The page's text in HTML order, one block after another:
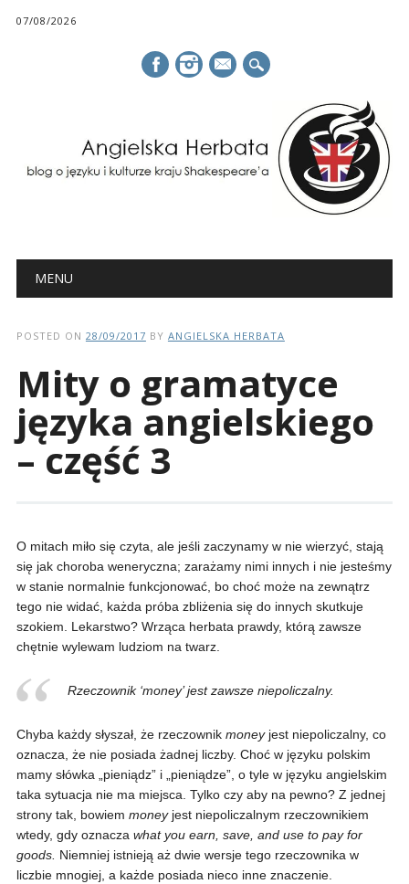
07/08/2026
mail
Main menu
MENU
POSTED ON 28/09/2017 BY ANGIELSKA HERBATA
Mity o gramatyce
języka angielskiego
– część 3
O mitach miło się czyta, ale jeśli zaczynamy w nie wierzyć, stają
się jak choroba weneryczna; zarażamy nimi innych i nie jesteśmy
w stanie normalnie funkcjonować, bo choć może na zewnątrz
tego nie widać, każda próba zbliżenia się do innych skutkuje
szokiem. Lekarstwo? Wrząca herbata prawdy, którą zawsze
chętnie wylewam ludziom na twarz.
Rzeczownik ‘money’ jest zawsze niepoliczalny.
Chyba każdy słyszał, że rzeczownik moneyjest niepoliczalny, co
oznacza, że nie posiada żadnej liczby. Choć w języku polskim
mamy słówka „pieniądz” i „pieniądze”, o tyle w języku angielskim
taka sytuacja nie ma miejsca. Tylko czy aby na pewno? Z jednej
strony tak, bowiem moneyjest niepoliczalnym rzeczownikiem
wtedy, gdy oznacza what you earn, save, and use to pay for
goods. Niemniej istnieją aż dwie wersje tego rzeczownika w
liczbie mnogiej, a każde posiada nieco inne znaczenie.